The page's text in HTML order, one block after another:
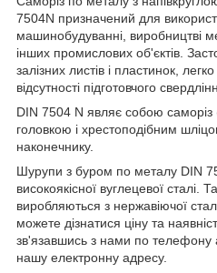
7504N призначений для
машинобудуванні, виробництві
інших промислових об'єктів.
залізних листів і пластинок,
відсутності підготовчого
DIN 7504 N являє собою саморіз
головкою і хрестоподібним
наконечнику.
Шурупи з буром по металу DIN
високоякісної вуглецевої сталі.
виробляються з нержавіючої
можете дізнатися ціну та
зв'язавшись з нами по телефону
нашу електронну адресу.